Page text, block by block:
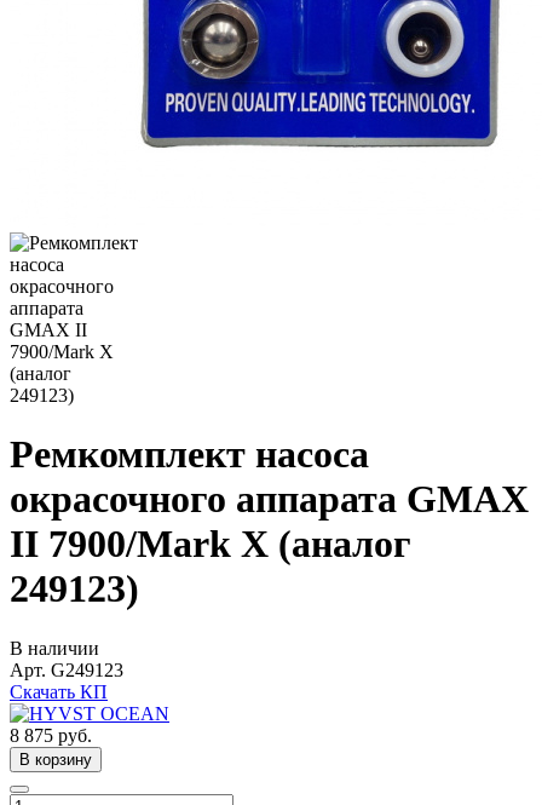
Ремкомплект насоса
окрасочного аппарата GMAX
II 7900/Mark X (аналог
249123)
В наличии
Арт. G249123
Скачать КП
8 875 руб.
В корзину